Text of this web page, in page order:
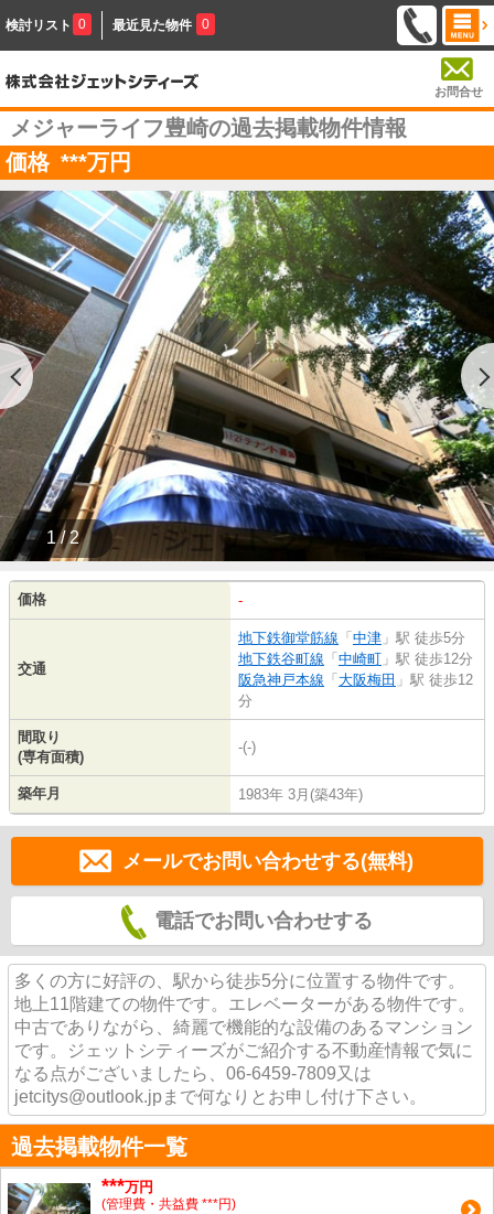
検討リスト 0 最近見た物件 0
お問合せ
メジャーライフ豊崎の過去掲載物件情報
価格 ***万円
1 / 2
価格 -
交通
地下鉄御堂筋線 「 中津 」駅 徒歩5分
地下鉄谷町線 「 中崎町 」駅 徒歩12分
阪急神戸本線 「 大阪梅田 」駅 徒歩12
分
間取り
(専有面積)
-(-)
築年月 1983年 3月(築43年)
メールでお問い合わせする(無料)
電話でお問い合わせする
多くの方に好評の、駅から徒歩5分に位置する物件です。
地上11階建ての物件です。エレベーターがある物件です。
中古でありながら、綺麗で機能的な設備のあるマンション
です。ジェットシティーズがご紹介する不動産情報で気に
なる点がございましたら、06-6459-7809又は
jetcitys@outlook.jpまで何なりとお申し付け下さい。
過去掲載物件一覧
***万円
(管理費・共益費 ***円)